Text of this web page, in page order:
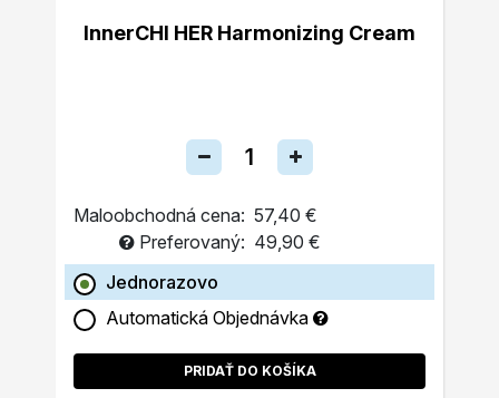
InnerCHI HER Harmonizing Cream
Maloobchodná cena: 57,40 €
Preferovaný: 49,90 €
Jednorazovo
Automatická Objednávka
PRIDAŤ DO KOŠÍKA